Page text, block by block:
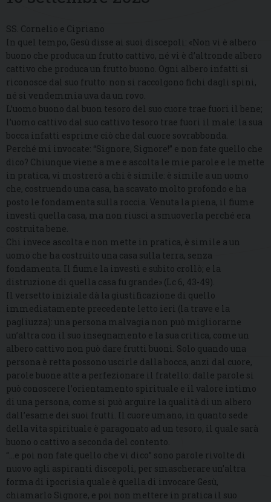
SS. Cornelio e Cipriano
In quel tempo, Gesù disse ai suoi discepoli: «Non vi è albero
buono che produca un frutto cattivo, né vi è d’altronde albero
cattivo che produca un frutto buono. Ogni albero infatti si
riconosce dal suo frutto: non si raccolgono fichi dagli spini,
né si vendemmia uva da un rovo.
L’uomo buono dal buon tesoro del suo cuore trae fuori il bene;
l’uomo cattivo dal suo cattivo tesoro trae fuori il male: la sua
bocca infatti esprime ciò che dal cuore sovrabbonda.
Perché mi invocate: “Signore, Signore!” e non fate quello che
dico? Chiunque viene a me e ascolta le mie parole e le mette
in pratica, vi mostrerò a chi è simile: è simile a un uomo
che, costruendo una casa, ha scavato molto profondo e ha
posto le fondamenta sulla roccia. Venuta la piena, il fiume
investì quella casa, ma non riuscì a smuoverla perché era
costruita bene.
Chi invece ascolta e non mette in pratica, è simile a un
uomo che ha costruito una casa sulla terra, senza
fondamenta. Il fiume la investì e subito crollò; e la
distruzione di quella casa fu grande» (Lc 6, 43-49).
Il versetto iniziale dà la giustificazione di quello
immediatamente precedente letto ieri (la trave e la
pagliuzza): una persona malvagia non può migliorarne
un’altra con il suo insegnamento e la sua critica, come un
albero cattivo non può dare frutti buoni. Solo quando una
persona è retta possono uscirle dalla bocca, anzi dal cuore,
parole buone atte a perfezionare il fratello: dalle parole si
può conoscere l’orientamento spirituale e il valore intimo
di una persona, come si può arguire la qualità di un albero
dall’esame dei suoi frutti. Il cuore umano, in quanto sede
della vita spirituale è paragonato ad un tesoro, il quale sarà
buono o cattivo a seconda del contento.
“…e poi non fate quello che vi dico” sono parole rivolte di
nuovo agli aspiranti discepoli, per smascherare un’altra
forma di ipocrisia quale è quella di invocare Gesù,
chiamarlo Signore, e poi non mettere in pratica il suo